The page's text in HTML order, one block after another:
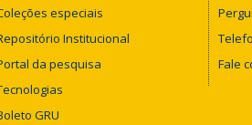
especiais
Institucional
da pesquisa
GRU
Fale